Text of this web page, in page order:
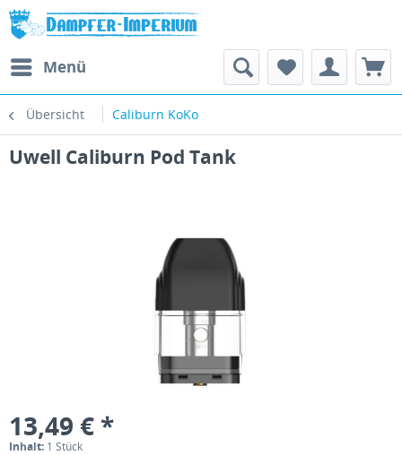
Menü
Übersicht Caliburn KoKo
Uwell Caliburn Pod Tank
13,49 € *
Inhalt: 1 Stück